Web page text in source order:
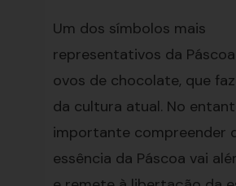
Um dos símbolos mais
representativos da
ovos de chocolate, que
da cultura atual. No
importante compreender
essência da Páscoa vai